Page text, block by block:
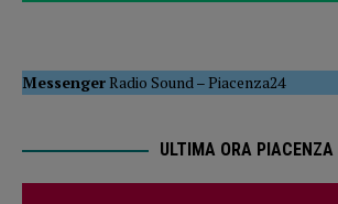
MessengerRadio Sound –Piacenza24
ULTIMA ORA PIACENZA